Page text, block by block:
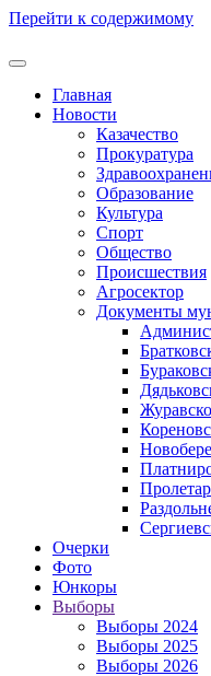
Перейти к содержимому
Главная
Новости
Казачество
Прокуратура
Образование
Культура
Спорт
Общество
Происшествия
Агросектор
Документы
Очерки
Фото
Юнкоры
Выборы
Выборы 2024
Выборы 2025
Выборы 2026